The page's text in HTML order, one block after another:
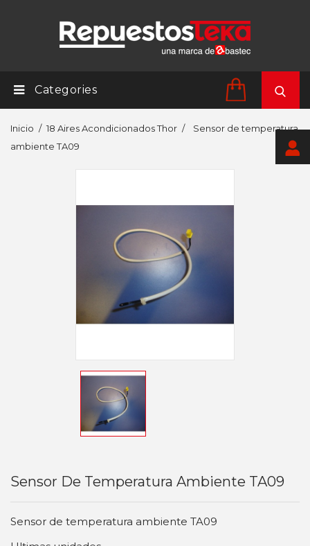
Categories
Inicio 18 Aires Acondicionados Thor
Sensor de temperatura
ambiente TA09
Sensor De Temperatura Ambiente TA09
Sensor de temperatura ambiente TA09